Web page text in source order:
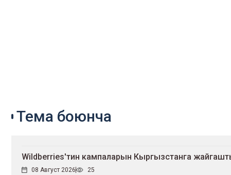
Тема боюнча
Wildberries'тин кампаларын Кыргызстанга
08 Август 2026 25